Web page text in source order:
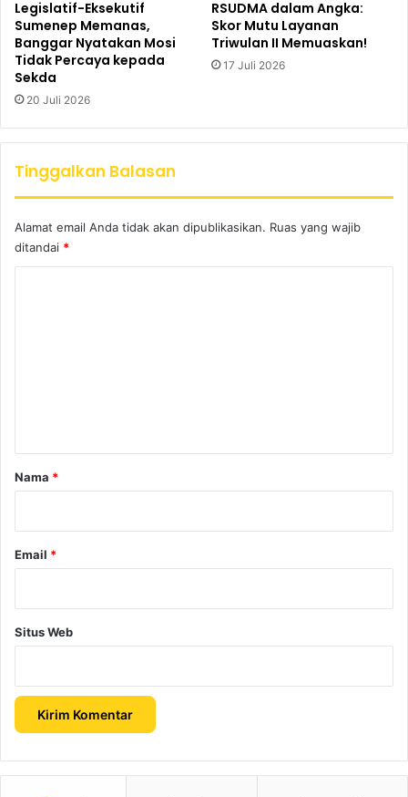
Legislatif-Eksekutif
Sumenep Memanas,
Banggar Nyatakan Mosi
Tidak Percaya kepada
Sekda
20 Juli 2026
RSUDMA dalam Angka:
Skor Mutu Layanan
Triwulan II Memuaskan!
17 Juli 2026
Tinggalkan Balasan
Alamat email Anda tidak akan dipublikasikan. Ruas yang wajib
ditandai *
rNama *
Email *
Situs Web